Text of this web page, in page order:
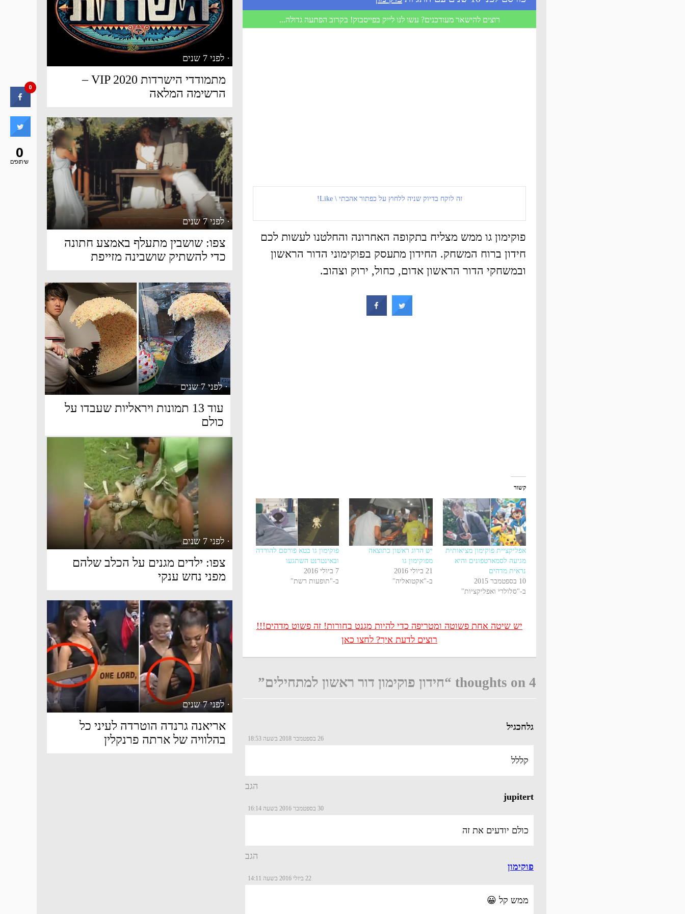
רוצים להישאר מעודכנים? עשו לנו לייק בפייסבוק! בקרוב הפתעה גדולה...
זה לוקח בדיוק שניה ללחוץ על כפתור אהבתי \ Like!
פוקימון גו ממש מצליח בתקופה האחרונה והחלטנו לעשות לכם
חידון ברוח המשחק. החידון מתעסק בפוקימוני הדור הראשון
ובמשחקי הדור הראשון אדום, כחול, ירוק וצהוב.
קשור
אפליקציית פוקימון מציאותית
מגיעה לסמארטפונים והיא
נראית מדהים
10 בספטמבר 2015
ב-"סלולרי ואפליקציות"
יש הרוג ראשון כתוצאה
מפוקימון גו
21 ביולי 2016
ב-"אקטואליה"
פוקימון גו בטא פורסם להורדה
ובאינטרנט השתגעו
7 ביולי 2016
ב-"תופעות רשת"
יש שיטה אחת פשוטה ומטריפה כדי להיות מגנט בחורות! זה פשוט מדהים!!!
רוצים לדעת איך? לחצו כאן
4 thoughts on “חידון פוקימון דור ראשון למתחילים”
גלחכגיל
26 בספטמבר 2018 בשעה 18:53
קללל
הגב
jupitert
30 בספטמבר 2016 בשעה 16:14
כולם יודעים את זה
הגב
פוקימון
22 ביולי 2016 בשעה 14:11
ממש קל 😀
· לפני 7 שנים
מתמודדי הישרדות VIP 2020 –
הרשימה המלאה
· לפני 7 שנים
צפו: שושבין מתעלף באמצע חתונה
כדי להשתיק שושבינה מזייפת
· לפני 7 שנים
עוד 13 תמונות ויראליות שעבדו על
כולם
· לפני 7 שנים
צפו: ילדים מגנים על הכלב שלהם
מפני נחש ענקי
· לפני 7 שנים
אריאנה גרנדה הוטרדה לעיני כל
בהלוויה של ארתה פרנקלין
0
0
שיתופים